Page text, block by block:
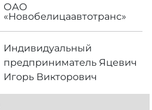
ОАО
«Новобелицаавтотранс»
Индивидуальный
предприниматель Яцевич
Игорь Викторович